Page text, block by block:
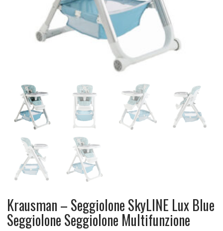
Krausman – Seggiolone SkyLINE Lux Blue
Seggiolone Seggiolone Multifunzione